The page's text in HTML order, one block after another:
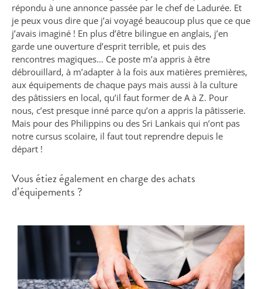
répondu à une annonce passée par le chef de Ladurée. Et
je peux vous dire que j’ai voyagé beaucoup plus que ce que
j’avais imaginé ! En plus d’être bilingue en anglais, j’en
garde une ouverture d’esprit terrible, et puis des
rencontres magiques… Ce poste m’a appris à être
débrouillard, à m’adapter à la fois aux matières premières,
aux équipements de chaque pays mais aussi à la culture
des pâtissiers en local, qu’il faut former de A à Z. Pour
nous, c’est presque inné parce qu’on a appris la pâtisserie.
Mais pour des Philippins ou des Sri Lankais qui n’ont pas
notre cursus scolaire, il faut tout reprendre depuis le
départ !
Vous étiez également en charge des achats
d’équipements ?